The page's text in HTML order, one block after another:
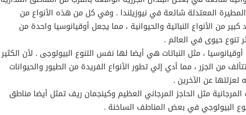
المطيرة المعتدلة شائعة في نيوزيلندا . وفي كل من هذه الأنواع من
كبير من الأنواع النباتية والحيوانية ، مما يجعل أوقيانوسيا واحدة من
، مثل النباتات هي أيضا لها نفس التنوع البيولوجى . لأن الكثير
من الجزر ، مما أدي إلي تطور الأنواع الفريدة من الطيور والحيوانات
لعزلتها عن الآخرين .
مثل الحاجز المرجاني العظيم وكينجمان ريف تمثل أيضا مناطق
البيولوجي في بعض المناطف الساخنة .